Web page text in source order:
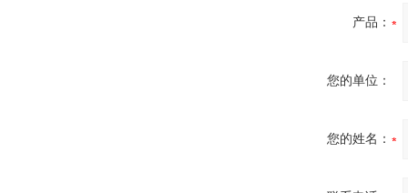
产品：
您的单位：
您的姓名：